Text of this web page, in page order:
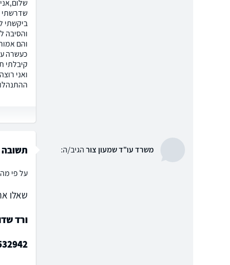
שדרשתי
ביקשתי
והסיבה
והם
כעשרה
קיבלתי
משרד עו"ד שמעון צורהגיב/ה: תשובה
על פי
שאלו
ורד